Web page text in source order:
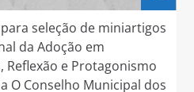
seleção de miniartigos
da Adoção em
Reflexão e Protagonismo
O Conselho Municipal dos